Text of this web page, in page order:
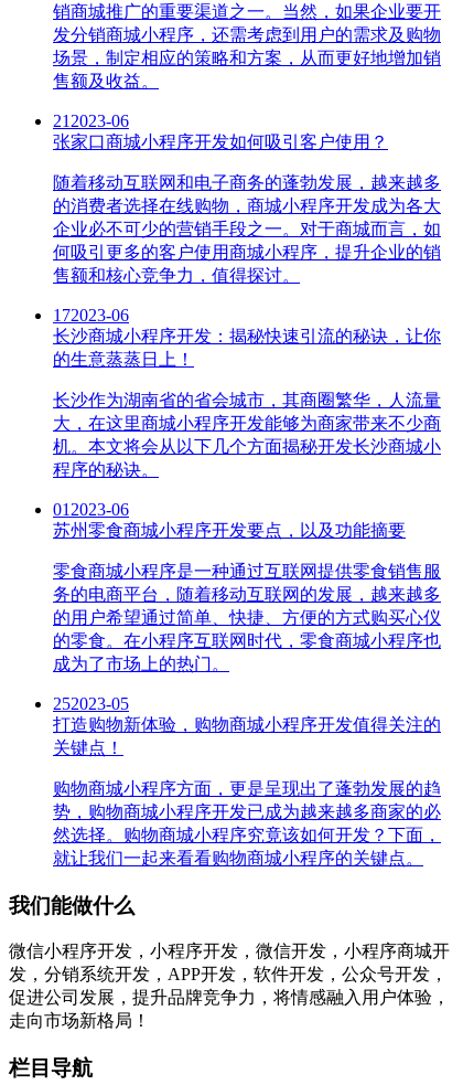
销商城推广的重要渠道之一。当然，如果企业要开
发分销商城小程序，还需考虑到用户的需求及购物
场景，制定相应的策略和方案，从而更好地增加销
售额及收益。
21 2023-06
张家口商城小程序开发如何吸引客户使用？
随着移动互联网和电子商务的蓬勃发展，越来越多
的消费者选择在线购物，商城小程序开发成为各大
企业必不可少的营销手段之一。对于商城而言，如
何吸引更多的客户使用商城小程序，提升企业的销
售额和核心竞争力，值得探讨。
172023-06
长沙商城小程序开发：揭秘快速引流的秘诀，让你
的生意蒸蒸日上！
长沙作为湖南省的省会城市，其商圈繁华，人流量
大，在这里商城小程序开发能够为商家带来不少商
机。本文将会从以下几个方面揭秘开发长沙商城小
程序的秘诀。
01 2023-06
苏州零食商城小程序开发要点，以及功能摘要
零食商城小程序是一种通过互联网提供零食销售服
务的电商平台，随着移动互联网的发展，越来越多
的用户希望通过简单、快捷、方便的方式购买心仪
的零食。在小程序互联网时代，零食商城小程序也
成为了市场上的热门。
252023-05
打造购物新体验，购物商城小程序开发值得关注的
关键点！
购物商城小程序方面，更是呈现出了蓬勃发展的趋
势，购物商城小程序开发已成为越来越多商家的必
然选择。购物商城小程序究竟该如何开发？下面，
就让我们一起来看看购物商城小程序的关键点。
我们能做什么
微信小程序开发，小程序开发，微信开发，小程序商城开
发，分销系统开发，APP开发，软件开发，公众号开发，
促进公司发展，提升品牌竞争力，将情感融入用户体验，
走向市场新格局！
栏目导航